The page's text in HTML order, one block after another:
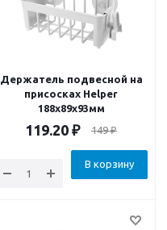
Держатель подвесной на
присоскаx Helper
188x89x93мм
119.20 ₽ 149₽
В корзину